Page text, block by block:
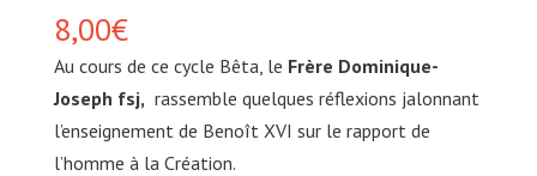
8,00€
Au cours de ce cycle Bêta, le Frère Dominique-
Joseph fsj, rassemble quelques réflexions jalonnant
l’enseignement de Benoît XVI sur le rapport de
l’homme à la Création.